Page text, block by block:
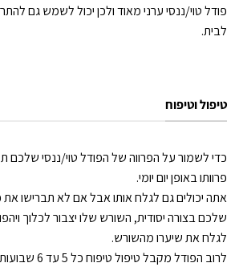
פודל טוי/ננסי ערני מאוד ולכן יכול לשמש גם
לבית.
טיפול וטיפוח
כדי לשמור על הפרווה של הפודל טוי/ננסי שלכם
פרוותו באופן יום יומי.
אתה יכולים גם לגלח אותו אבל אם לא תברישו את
שלכם בצורה יסודית, השורש שלו יצבור לכלוך
לגלח את שיערו מהשורש.
לרוב הפודל מקבל